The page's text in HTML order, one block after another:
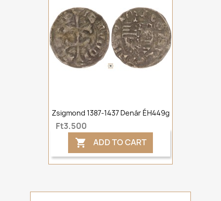
Zsigmond 1387-1437 Denár ÉH449g
Ft3,500
 ADD TO CART